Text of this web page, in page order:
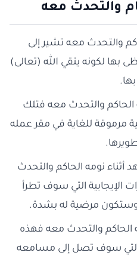
والتحدث معه
والتحدث معه تشير إلى
بها لكونه يتقي الله (تعالى)
الحاكم والتحدث معه فتلك
مرموقة للغاية في مقر عمله
أثناء نومه الحاكم والتحدث
الإيجابية التي سوف تطرأ
وستكون مرضية له بشدة.
الحاكم والتحدث معه فهذه
التي سوف تصل إلى مسامعه